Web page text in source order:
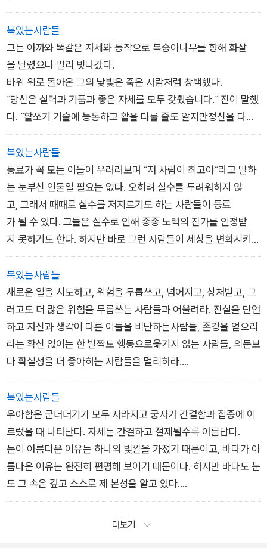
_ 표적 중
복있는사람들
그는 아까와 똑같은 자세와 동작으로 복숭아나무를 향해 화살
을 날렸으나 멀리 빗나갔다.
바위 위로 돌아온 그의 낯빛은 죽은 사람처럼 창백했다.
˝당신은 실력과 기품과 좋은 자세를 모두 갖췄습니다.˝ 진이 말했
다. ˝활쏘기 기술에 능통하고 활을 다룰 줄도 알지만정신을 다스
리는 법은 익히지 못했군요. 모든 상황이 순조로울 때는 잘 쏘지
만 곤란한 상황에서는 표적을 맞히지 못합니다. 궁사가 언제나 전
장을 택할 수는 없습니다. 그러니 다시수련을 시작해 곤란한 상황
에도 대비하십시오. 계속 궁도에매진하세요. 그것은 평생에 걸
쳐 가야 할 길이니까요. 화살을 정확하게 잘 쏘는 것과 영혼의 평
정을 유지하고 쏘는 것은 매우 다르다는 점을 기억하십시오.˝
이방인은 다시 한번 깊숙이 절한 뒤 어깨에 멘 기다란 가방에 활
과 화살을 챙겨 떠나갔다.
돌아오는 길에 소년은 의기양양했다.
˝본때를 보여주셨네요! 아저씨는 정말 최고예요!˝
복있는사람들
동료가 꼭 모든 이들이 우러러보며 ˝저 사람이 최고야˝라고 말하
는 눈부신 인물일 필요는 없다. 오히려 실수를 두려워하지 않
고, 그래서 때때로 실수를 저지르기도 하는 사람들이 동료
가 될 수 있다. 그들은 실수로 인해 종종 노력의 진가를 인정받
지 못하기도 한다. 하지만 바로 그런 사람들이 세상을 변화시키
고, 수많은 실수 끝에 마침내 공동체에 진정한변화를 가져올 과업
을 이루어낸다.
그들은 무슨 일이 일어나기를 그저 가만히 기다리다가 앞으로 어
떤 태도를 취할지 결정하는 사람들이 아니다. 그들은위험을 감수
하더라도 스스로 결정을 내리고 그에 따라 행동한다.
34
복있는사람들
새로운 일을 시도하고, 위험을 무릅쓰고, 넘어지고, 상처받고, 그
러고도 더 많은 위험을 무릅쓰는 사람들과 어울려라. 진실을 단언
하고 자신과 생각이 다른 이들을 비난하는사람들, 존경을 얻으리
라는 확신 없이는 한 발짝도 행동으로옮기지 않는 사람들, 의문보
다 확실성을 더 좋아하는 사람들을 멀리하라.
마음이 활짝 열린 사람들, 자신의 약점이 드러나는 걸 두려워하
지 않는 사람들과 어울려라. 그들은 친구들이 하는 일을 판단 없
이 바라보고 그들의 헌신과 용기를 칭송할 수 있어야만 비로소 자
신도 발전할 수 있음을 안다.
동료 39
복있는사람들
우아함은 군더더기가 모두 사라지고 궁사가 간결함과 집중에 이
르렀을 때 나타난다. 자세는 간결하고 절제될수록 아름답다.
눈이 아름다운 이유는 하나의 빛깔을 가졌기 때문이고, 바다가 아
름다운 이유는 완전히 편평해 보이기 때문이다. 하지만 바다도 눈
도 그 속은 깊고 스스로 제 본성을 알고 있다.
더보기